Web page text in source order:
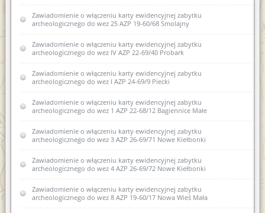
Zawiadomienie o włączeniu karty ewidencyjnej zabytku
archeologicznego do wez 25 AZP 19-60/68 Smolajny
Zawiadomienie o włączeniu karty ewidencyjnej zabytku
archeologicznego do wez IV AZP 22-69/40 Probark
Zawiadomienie o włączeniu karty ewidencyjnej zabytku
archeologicznego do wez I AZP 24-69/9 Piecki
Zawiadomienie o włączeniu karty ewidencyjnej zabytku
archeologicznego do wez 1 AZP 22-68/12 Bagiennice Małe
Zawiadomienie o włączeniu karty ewidencyjnej zabytku
archeologicznego do wez 3 AZP 26-69/71 Nowe Kiełbonki
Zawiadomienie o włączeniu karty ewidencyjnej zabytku
archeologicznego do wez 4 AZP 26-69/72 Nowe Kiełbonki
Zawiadomienie o włączeniu karty ewidencyjnej zabytku
archeologicznego do wez 8 AZP 19-60/17 Nowa Wieś Mała